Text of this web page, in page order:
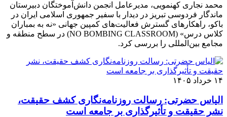
محمد نجاری کهنمویی، مدیرعامل انجمن دانش‌آموختگان دبیرستان
ماندگار فردوسی تبریز در دیدار با سفیر جمهوری اسلامی ایران در
باکو، راهکارهای گسترش فعالیت‌های کمپین جهانی «نه به بمباران
کلاس درس» (NO BOMBING CLASSROOM) در سطح منطقه و
مجامع بین‌المللی را بررسی کرد.
۱۴ خرداد ۱۴۰۵
الیاس حضرتی: رسالت روزنامه‌نگاری کشف حقیقت،
نشر حقیقت و تأثیرگذاری بر جامعه است